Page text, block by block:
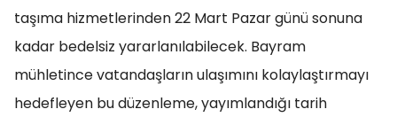
taşıma hizmetlerinden 22 Mart Pazar günü sonuna
kadar bedelsiz yararlanılabilecek. Bayram
mühletince vatandaşların ulaşımını kolaylaştırmayı
hedefleyen bu düzenleme, yayımlandığı tarih